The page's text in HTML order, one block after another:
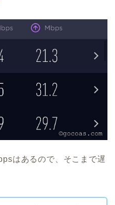
はあるので、そこまで遅